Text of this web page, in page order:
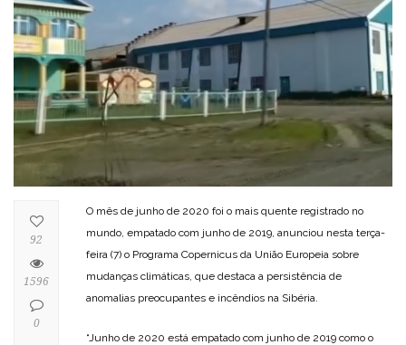
O mês de junho de 2020 foi o mais quente registrado no
mundo, empatado com junho de 2019, anunciou nesta terça-
feira (7) o Programa Copernicus da União Europeia sobre
mudanças climáticas, que destaca a persistência de
anomalias preocupantes e incêndios na Sibéria.
“Junho de 2020 está empatado com junho de 2019 como o
92
1596
0